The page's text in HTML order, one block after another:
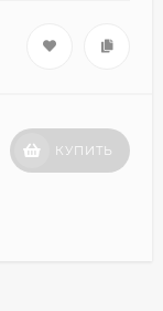
КУПИТЬ